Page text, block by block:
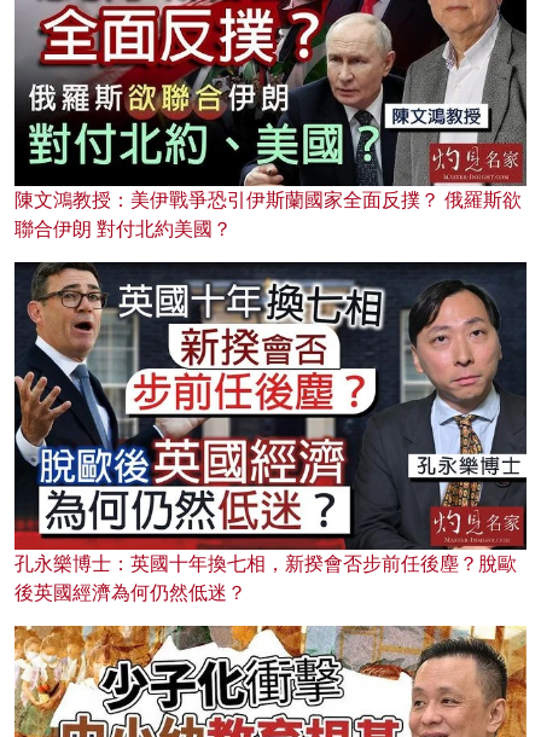
陳文鴻教授：美伊戰爭恐引伊斯蘭國家全面反撲？ 俄羅斯欲
聯合伊朗 對付北約美國？
孔永樂博士：英國十年換七相，新揆會否步前任後塵？脫歐
後英國經濟為何仍然低迷？